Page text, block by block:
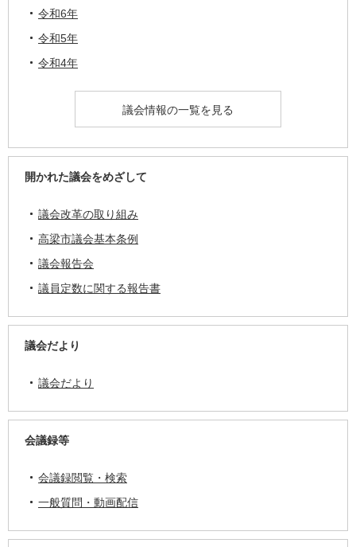
令和6年
令和5年
令和4年
議会情報の一覧を見る
開かれた議会をめざして
議会改革の取り組み
高梁市議会基本条例
議会報告会
議員定数に関する報告書
議会だより
議会だより
会議録等
会議録閲覧・検索
一般質問・動画配信